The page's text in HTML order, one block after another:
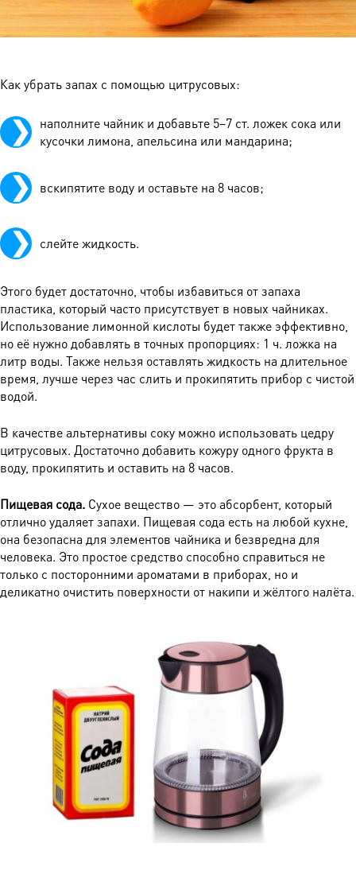
Как убрать запах с помощью цитрусовых:
наполните чайник и добавьте 5–7 ст. ложек сока или
кусочки лимона, апельсина или мандарина;
вскипятите воду и оставьте на 8 часов;
слейте жидкость.
Этого будет достаточно, чтобы избавиться от запаха
пластика, который часто присутствует в новых чайниках.
Использование лимонной кислоты будет также эффективно,
но её нужно добавлять в точных пропорциях: 1 ч. ложка на
литр воды. Также нельзя оставлять жидкость на длительное
время, лучше через час слить и прокипятить прибор с чистой
водой.
В качестве альтернативы соку можно использовать цедру
цитрусовых. Достаточно добавить кожуру одного фрукта в
воду, прокипятить и оставить на 8 часов.
Пищевая сода. Сухое вещество — это абсорбент, который
отлично удаляет запахи. Пищевая сода есть на любой кухне,
она безопасна для элементов чайника и безвредна для
человека. Это простое средство способно справиться не
только с посторонними ароматами в приборах, но и
деликатно очистить поверхности от накипи и жёлтого налёта.